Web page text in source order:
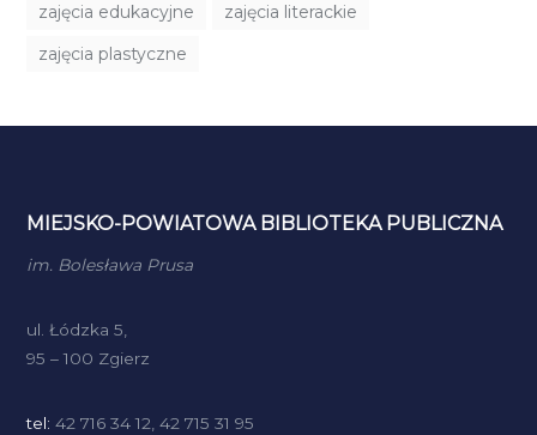
zajęcia edukacyjne
zajęcia literackie
zajęcia plastyczne
MIEJSKO-POWIATOWA BIBLIOTEKA PUBLICZNA
im. Bolesława Prusa
ul. Łódzka 5,
95 – 100 Zgierz
tel: 42 716 34 12, 42 715 31 95